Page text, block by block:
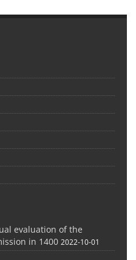
evaluation of the
in 1400 2022-10-01